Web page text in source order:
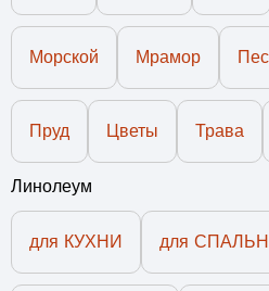
Морской Мрамор
Пруд Цветы Трава
Линолеум
для КУХНИ для